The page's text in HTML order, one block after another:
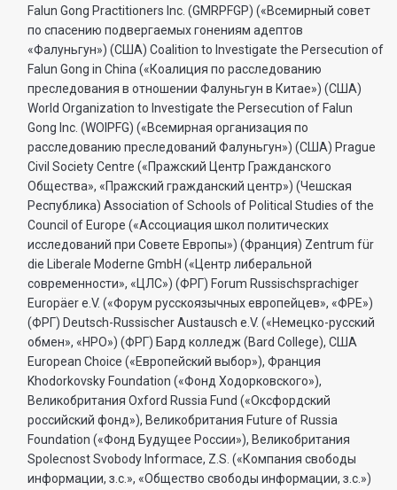
Falun Gong Practitioners Inc. (GMRPFGP) («Всемирный совет
по спасению подвергаемых гонениям адептов
«Фалуньгун») (США) Coalition to Investigate the Persecution of
Falun Gong in China («Коалиция по расследованию
преследования в отношении Фалуньгун в Китае») (США)
World Organization to Investigate the Persecution of Falun
Gong Inc. (WOIPFG) («Всемирная организация по
расследованию преследований Фалуньгун») (США) Prague
Civil Society Centre («Пражский Центр Гражданского
Общества», «Пражский гражданский центр») (Чешская
Республика) Association of Schools of Political Studies of the
Council of Europe («Ассоциация школ политических
исследований при Совете Европы») (Франция) Zentrum für
die Liberale Moderne GmbH («Центр либеральной
современности», «ЦЛС») (ФРГ) Forum Russischsprachiger
Europäer e.V. («Форум русскоязычных европейцев», «ФРЕ»)
(ФРГ) Deutsch-Russischer Austausch e.V. («Немецко-русский
обмен», «НРО») (ФРГ) Бард колледж (Bard College), США
European Choice («Европейский выбор»), Франция
Khodorkovsky Foundation («Фонд Ходорковского»),
Великобритания Oxford Russia Fund («Оксфордский
российский фонд»), Великобритания Future of Russia
Foundation («Фонд Будущее России»), Великобритания
Spolecnost Svobody Informace, Z.S. («Компания свободы
информации, з.с.», «Общество свободы информации, з.с.»)